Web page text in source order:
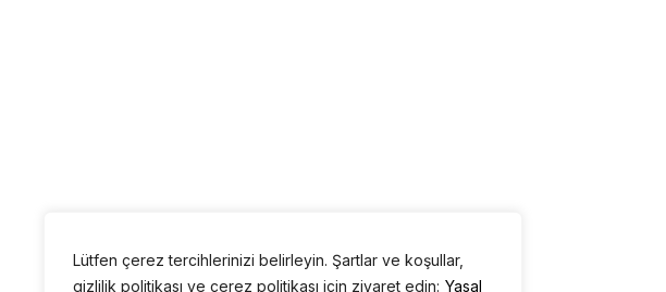
Lütfen çerez tercihlerinizi belirleyin. Şartlar ve koşullar,
gizlilik politikası ve çerez politikası için ziyaret edin: Yasal